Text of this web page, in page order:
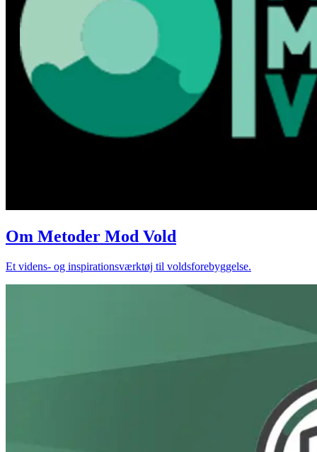
Om Metoder Mod Vold
Et videns- og inspirationsværktøj til voldsforebyggelse.